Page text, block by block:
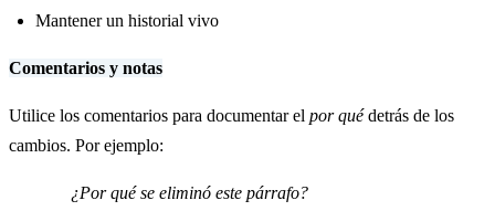
Mantener un historial vivo
Comentarios y notas
Utilice los comentarios para documentar el por quédetrás de los
cambios. Por ejemplo:
¿Por qué se eliminó este párrafo?